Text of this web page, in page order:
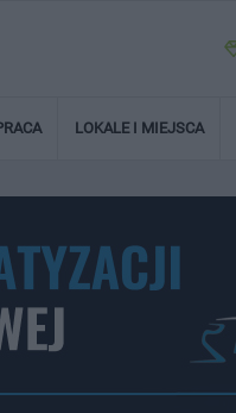
LOKALE I MIEJSCA